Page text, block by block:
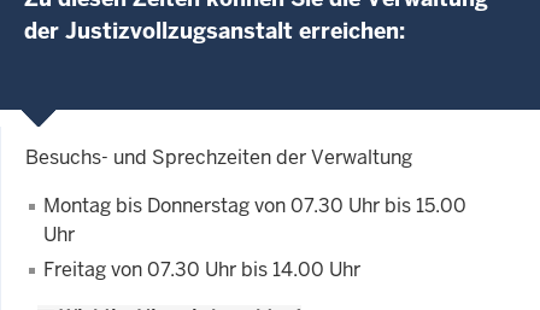
der Justizvollzugsanstalt erreichen:
Besuchs- und Sprechzeiten der Verwaltung
Montag bis Donnerstag von 07.30 Uhr bis 15.00
Uhr
Freitag von 07.30 Uhr bis 14.00 Uhr